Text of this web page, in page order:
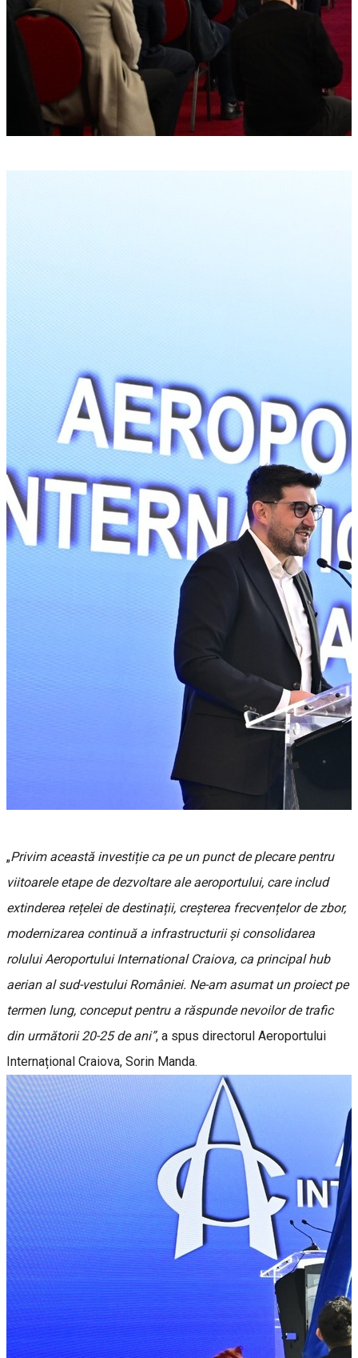
„Privim această investiție ca pe un punct de plecare pentru
viitoarele etape de dezvoltare ale aeroportului, care includ
extinderea rețelei de destinații, creșterea frecvențelor de zbor,
modernizarea continuă a infrastructurii şi consolidarea
rolului Aeroportului International Craiova, ca principal hub
aerian al sud-vestului României. Ne-am asumat un proiect pe
termen lung, conceput pentru a răspunde nevoilor de trafic
din următorii 20-25 de ani”, a spus directorul Aeroportului
Internațional Craiova, Sorin Manda.